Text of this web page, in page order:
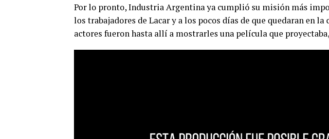
Por lo pronto, Industria Argentina ya cumplió su misión más
los trabajadores de Lacar y a los pocos días de que quedaran en
actores fueron hasta allí a mostrarles una película que